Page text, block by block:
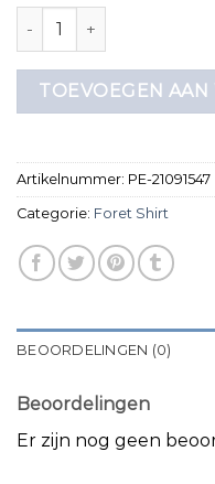
foret shirt aantal
TOEVOEGEN AAN
Artikelnummer: PE-21091547
Categorie: Foret Shirt
BEOORDELINGEN (0)
Beoordelingen
Er zijn nog geen